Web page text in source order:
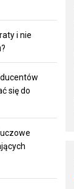
i nie
się do